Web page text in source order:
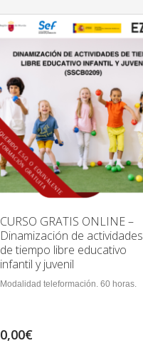
CURSO GRATIS ONLINE –
Dinamización de actividades
de tiempo libre educativo
infantil y juvenil
Modalidad teleformación. 60 horas.
0,00€